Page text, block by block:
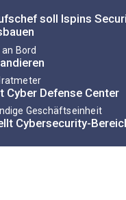
soll Ispins
Bord
Cyber Defense Center
Geschäftseinheit
Cybersecurity-